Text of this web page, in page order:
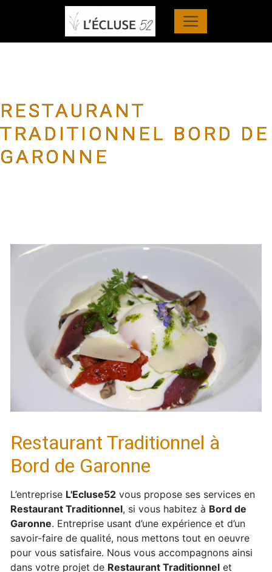
Panneau de gestion des cookies
RESTAURANT
TRADITIONNEL BORD DE
GARONNE
Restaurant Traditionnel à
Bord de Garonne
L’entreprise L'Ecluse52 vous propose ses services en
Restaurant Traditionnel, si vous habitez à Bord de
Garonne. Entreprise usant d’une expérience et d’un
savoir-faire de qualité, nous mettons tout en oeuvre
pour vous satisfaire. Nous vous accompagnons ainsi
dans votre projet de Restaurant Traditionnel et